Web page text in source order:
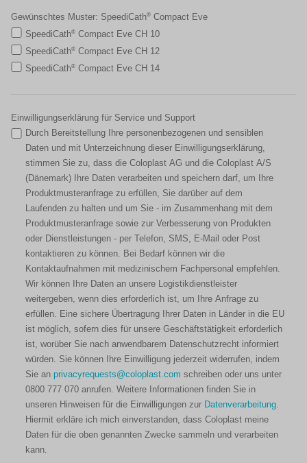
Gewünschtes Muster: SpeediCath® Compact Eve
SpeediCath® Compact Eve CH 10
SpeediCath® Compact Eve CH 12
SpeediCath® Compact Eve CH 14
Einwilligungserklärung für Service und Support
Durch Bereitstellung Ihre personenbezogenen und sensiblen
Daten und mit Unterzeichnung dieser Einwilligungserklärung,
stimmen Sie zu, dass die Coloplast AG und die Coloplast A/S
(Dänemark) Ihre Daten verarbeiten und speichern darf, um Ihre
Produktmusteranfrage zu erfüllen, Sie darüber auf dem
Laufenden zu halten und um Sie - im Zusammenhang mit dem
Produktmusteranfrage sowie zur Verbesserung von Produkten
oder Dienstleistungen - per Telefon, SMS, E-Mail oder Post
kontaktieren zu können. Bei Bedarf können wir die
Kontaktaufnahmen mit medizinischem Fachpersonal empfehlen.
Wir können Ihre Daten an unsere Logistikdienstleister
weitergeben, wenn dies erforderlich ist, um Ihre Anfrage zu
erfüllen. Eine sichere Übertragung Ihrer Daten in Länder in die EU
ist möglich, sofern dies für unsere Geschäftstätigkeit erforderlich
ist, worüber Sie nach anwendbarem Datenschutzrecht informiert
würden. Sie können Ihre Einwilligung jederzeit widerrufen, indem
Sie an privacyrequests@coloplast.com schreiben oder uns unter
0800 777 070 anrufen. Weitere Informationen finden Sie in
unseren Hinweisen für die Einwilligungen zur Datenverarbeitung
Hiermit erkläre ich mich einverstanden, dass Coloplast meine
Daten für die oben genannten Zwecke sammeln und verarbeiten
kann.